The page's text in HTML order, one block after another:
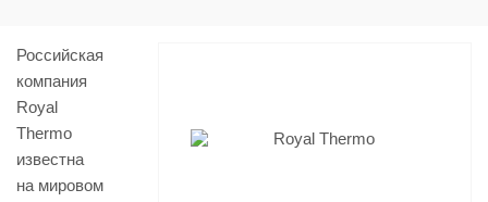
Российская
компания
Royal
Thermo
известна
на мировом